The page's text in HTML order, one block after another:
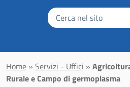
Inserisci
il
da
cercare
Home » Servizi - Uffici »
Rurale e Campo di germoplasma